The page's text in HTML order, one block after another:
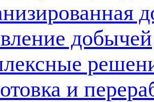
добычей
и